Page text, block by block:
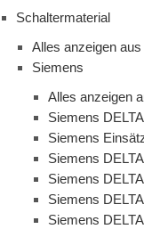
Schaltermaterial
Alles anzeigen
Siemens
Alles anzeigen
Siemens
Siemens
Siemens
Siemens
Siemens
Siemens